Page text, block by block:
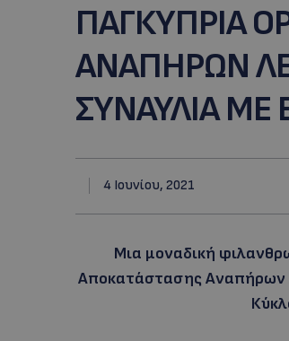
ΠΑΓΚΥΠΡΙΑ
ΑΝΑΠΗΡΩΝ
ΣΥΝΑΥΛΙΑ ΜΕ
4 Ιουνίου, 2021
Μια μοναδική
Αποκατάστασης Αναπήρων